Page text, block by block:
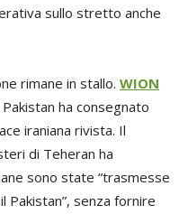
sullo stretto anche
rimane in stallo. WION
ha consegnato
iraniana rivista. Il
di Teheran ha
sono state “trasmesse
Pakistan”, senza fornire